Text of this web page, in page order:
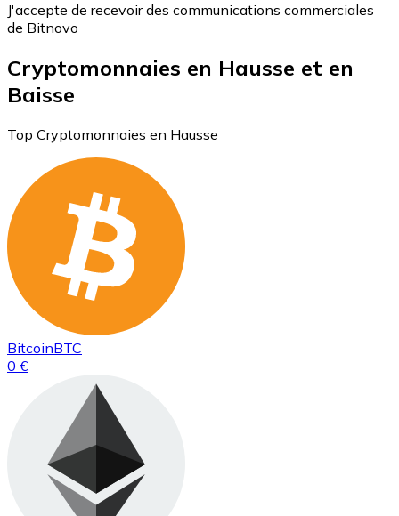
J'accepte de recevoir des communications commerciales
de Bitnovo
Cryptomonnaies en Hausse et en
Baisse
Top Cryptomonnaies en Hausse
BitcoinBTC
0 €